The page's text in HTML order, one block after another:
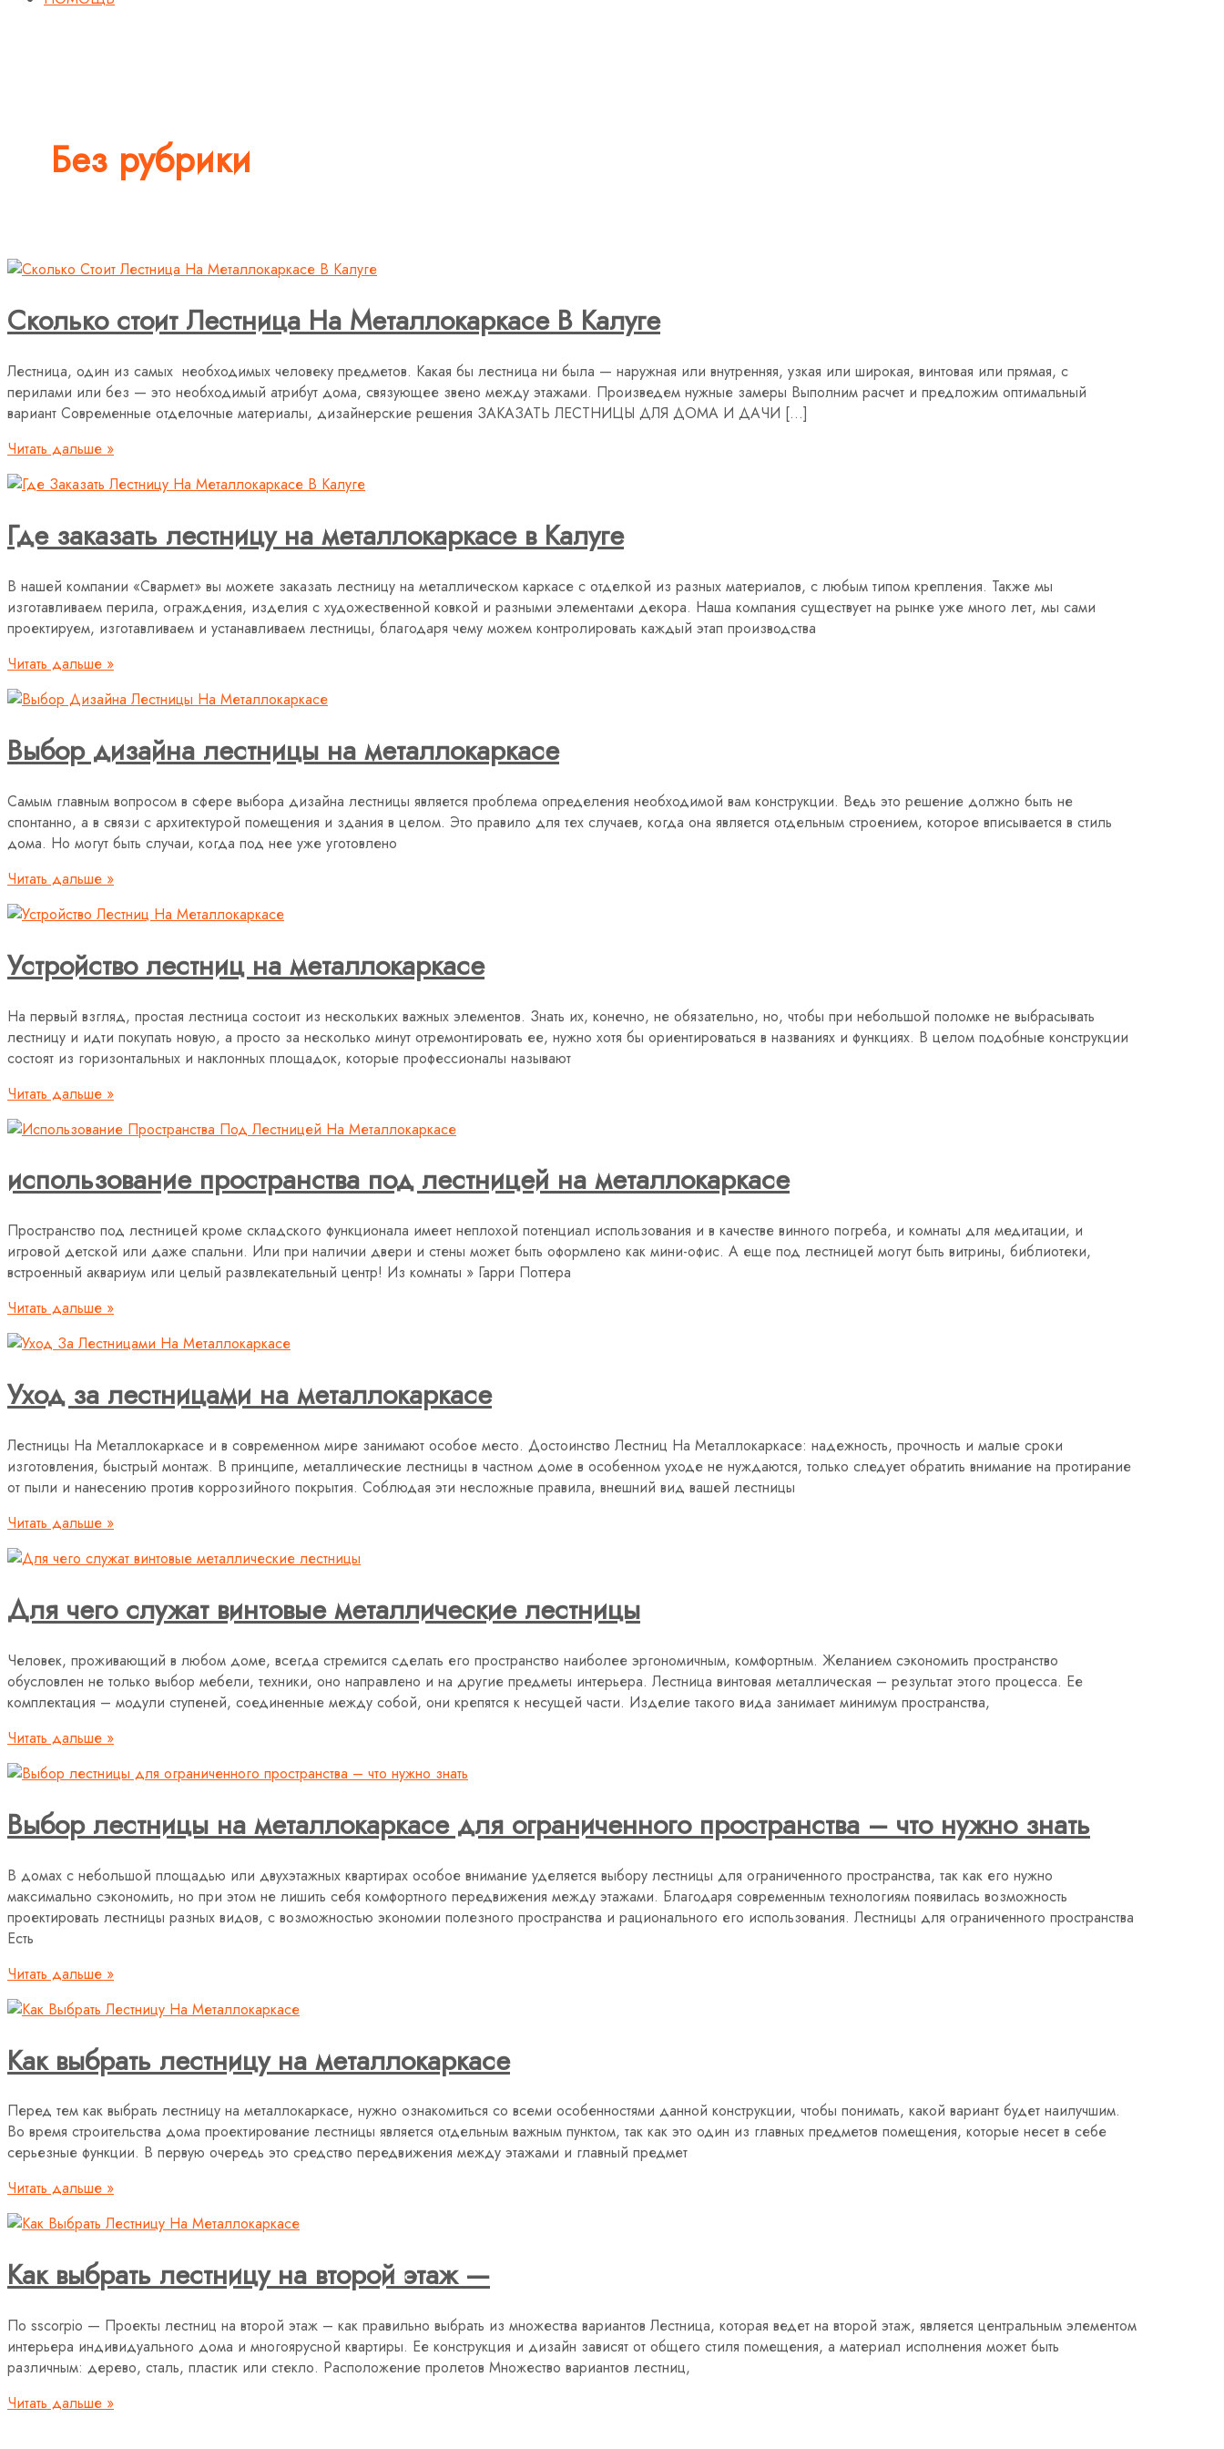
Без рубрики
Сколько стоит Лестница На Металлокаркасе В Калуге
Лестница, один из самых необходимых человеку предметов. Какая бы лестница ни была — наружная или внутренняя, узкая или широкая, винтовая или прямая, с
перилами или без — это необходимый атрибут дома, связующее звено между этажами. Произведем нужные замеры Выполним расчет и предложим оптимальный
вариант Современные отделочные материалы, дизайнерские решения ЗАКАЗАТЬ ЛЕСТНИЦЫ ДЛЯ ДОМА И ДАЧИ […]
Читать дальше »
Где заказать лестницу на металлокаркасе в Калуге
В нашей компании «Свармет» вы можете заказать лестницу на металлическом каркасе с отделкой из разных материалов, с любым типом крепления. Также мы
изготавливаем перила, ограждения, изделия с художественной ковкой и разными элементами декора. Наша компания существует на рынке уже много лет, мы сами
проектируем, изготавливаем и устанавливаем лестницы, благодаря чему можем контролировать каждый этап производства
Читать дальше »
Выбор дизайна лестницы на металлокаркасе
Самым главным вопросом в сфере выбора дизайна лестницы является проблема определения необходимой вам конструкции. Ведь это решение должно быть не
спонтанно, а в связи с архитектурой помещения и здания в целом. Это правило для тех случаев, когда она является отдельным строением, которое вписывается в стиль
дома. Но могут быть случаи, когда под нее уже уготовлено
Читать дальше »
Устройство лестниц на металлокаркасе
На первый взгляд, простая лестница состоит из нескольких важных элементов. Знать их, конечно, не обязательно, но, чтобы при небольшой поломке не выбрасывать
лестницу и идти покупать новую, а просто за несколько минут отремонтировать ее, нужно хотя бы ориентироваться в названиях и функциях. В целом подобные конструкции
состоят из горизонтальных и наклонных площадок, которые профессионалы называют
Читать дальше »
использование пространства под лестницей на металлокаркасе
Пространство под лестницей кроме складского функционала имеет неплохой потенциал использования и в качестве винного погреба, и комнаты для медитации, и
игровой детской или даже спальни. Или при наличии двери и стены может быть оформлено как мини-офис. А еще под лестницей могут быть витрины, библиотеки,
встроенный аквариум или целый развлекательный центр! Из комнаты » Гарри Поттера
Читать дальше »
Уход за лестницами на металлокаркасе
Лестницы На Металлокаркасе и в современном мире занимают особое место. Достоинство Лестниц На Металлокаркасе: надежность, прочность и малые сроки
изготовления, быстрый монтаж. В принципе, металлические лестницы в частном доме в особенном уходе не нуждаются, только следует обратить внимание на протирание
от пыли и нанесению против коррозийного покрытия. Соблюдая эти несложные правила, внешний вид вашей лестницы
Читать дальше »
Для чего служат винтовые металлические лестницы
Человек, проживающий в любом доме, всегда стремится сделать его пространство наиболее эргономичным, комфортным. Желанием сэкономить пространство
обусловлен не только выбор мебели, техники, оно направлено и на другие предметы интерьера. Лестница винтовая металлическая – результат этого процесса. Ее
комплектация – модули ступеней, соединенные между собой, они крепятся к несущей части. Изделие такого вида занимает минимум пространства,
Читать дальше »
Выбор лестницы на металлокаркасе для ограниченного пространства – что нужно знать
В домах с небольшой площадью или двухэтажных квартирах особое внимание уделяется выбору лестницы для ограниченного пространства, так как его нужно
максимально сэкономить, но при этом не лишить себя комфортного передвижения между этажами. Благодаря современным технологиям появилась возможность
проектировать лестницы разных видов, с возможностью экономии полезного пространства и рационального его использования. Лестницы для ограниченного пространства
Есть
Читать дальше »
Как выбрать лестницу на металлокаркасе
Перед тем как выбрать лестницу на металлокаркасе, нужно ознакомиться со всеми особенностями данной конструкции, чтобы понимать, какой вариант будет наилучшим.
Во время строительства дома проектирование лестницы является отдельным важным пунктом, так как это один из главных предметов помещения, которые несет в себе
серьезные функции. В первую очередь это средство передвижения между этажами и главный предмет
Читать дальше »
Как выбрать лестницу на второй этаж —
По sscorpio — Проекты лестниц на второй этаж – как правильно выбрать из множества вариантов Лестница, которая ведет на второй этаж, является центральным элементом
интерьера индивидуального дома и многоярусной квартиры. Ее конструкция и дизайн зависят от общего стиля помещения, а материал исполнения может быть
различным: дерево, сталь, пластик или стекло. Расположение пролетов Множество вариантов лестниц,
Читать дальше »